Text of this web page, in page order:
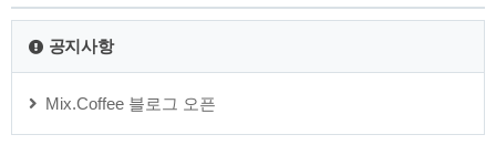
공지사항
Mix.Coffee 블로그 오픈